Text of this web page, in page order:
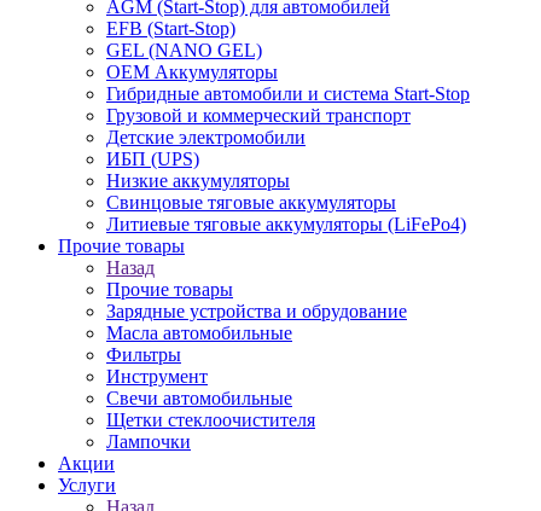
AGM (Start-Stop) для автомобилей
EFB (Start-Stop)
GEL (NANO GEL)
OEM Аккумуляторы
Гибридные автомобили и система Start-Stop
Грузовой и коммерческий транспорт
Детские электромобили
ИБП (UPS)
Низкие аккумуляторы
Свинцовые тяговые аккумуляторы
Литиевые тяговые аккумуляторы (LiFePo4)
Прочие товары
Назад
Прочие товары
Зарядные устройства и обрудование
Масла автомобильные
Фильтры
Инструмент
Свечи автомобильные
Щетки стеклоочистителя
Лампочки
Акции
Услуги
Назад